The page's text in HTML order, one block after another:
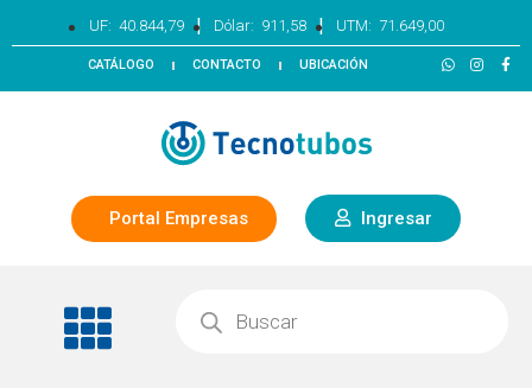
UF: 40.844,79 | Dólar: 911,58 | UTM: 71.649,00
CATÁLOGO CONTACTO UBICACIÓN
Portal Empresas Ingresar